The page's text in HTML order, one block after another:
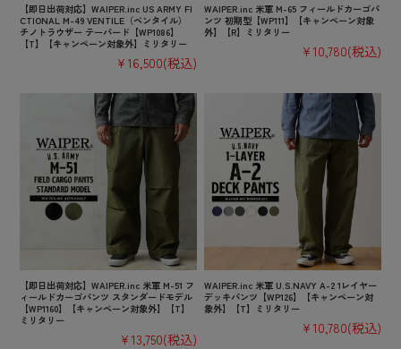
【即日出荷対応】WAIPER.inc US ARMY FI
CTIONAL M-49 VENTILE（ベンタイル）
チノトラウザー テーパード【WP1086】
【T】【キャンペーン対象外】ミリタリー
¥16,500(税込)
WAIPER.inc 米軍 M-65 フィールドカーゴパ
ンツ 初期型【WP111】【キャンペーン対象
外】【R】ミリタリー
¥10,780(税込)
【即日出荷対応】WAIPER.inc 米軍 M-51 フ
ィールドカーゴパンツ スタンダードモデル
【WP1160】【キャンペーン対象外】【T】
ミリタリー
¥13,750(税込)
WAIPER.inc 米軍 U.S.NAVY A-2 1レイヤー
デッキパンツ【WP126】【キャンペーン対
象外】【T】ミリタリー
¥10,780(税込)